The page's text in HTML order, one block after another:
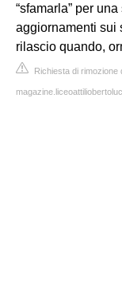
“sfamarla” per
aggiornamenti sui
rilascio quando,
Richiesta di rimozione